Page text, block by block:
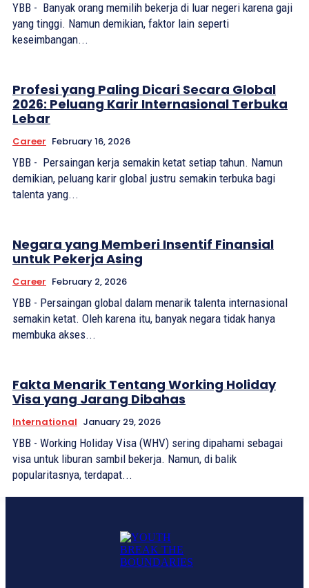
YBB - Banyak orang memilih bekerja di luar negeri karena gaji
yang tinggi. Namun demikian, faktor lain seperti
keseimbangan...
Profesi yang Paling Dicari Secara Global
2026: Peluang Karir Internasional Terbuka
Lebar
Career February 16, 2026
YBB - Persaingan kerja semakin ketat setiap tahun. Namun
demikian, peluang karir global justru semakin terbuka bagi
talenta yang...
Negara yang Memberi Insentif Finansial
untuk Pekerja Asing
Career February 2, 2026
YBB - Persaingan global dalam menarik talenta internasional
semakin ketat. Oleh karena itu, banyak negara tidak hanya
membuka akses...
Fakta Menarik Tentang Working Holiday
Visa yang Jarang Dibahas
International January 29, 2026
YBB - Working Holiday Visa (WHV) sering dipahami sebagai
visa untuk liburan sambil bekerja. Namun, di balik
popularitasnya, terdapat...